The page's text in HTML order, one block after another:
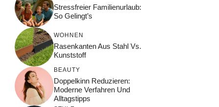
Stressfreier Familienurlaub:
So Gelingt’s
WOHNEN
Rasenkanten Aus Stahl Vs.
Kunststoff
BEAUTY
Doppelkinn Reduzieren:
Moderne Verfahren Und
Alltagstipps